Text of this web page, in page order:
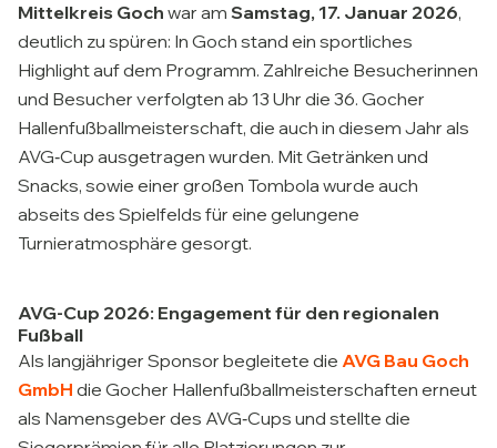
Mittelkreis Goch war am Samstag, 17. Januar 2026,
deutlich zu spüren: In Goch stand ein sportliches
Highlight auf dem Programm. Zahlreiche Besucherinnen
und Besucher verfolgten ab 13 Uhr die 36. Gocher
Hallenfußballmeisterschaft, die auch in diesem Jahr als
AVG‑Cup ausgetragen wurden. Mit Getränken und
Snacks, sowie einer großen Tombola wurde auch
abseits des Spielfelds für eine gelungene
Turnieratmosphäre gesorgt.
AVG-Cup 2026: Engagement für den regionalen
Fußball
Als langjähriger Sponsor begleitete die AVG Bau Goch
GmbH die Gocher Hallenfußballmeisterschaften erneut
als Namensgeber des AVG‑Cups und stellte die